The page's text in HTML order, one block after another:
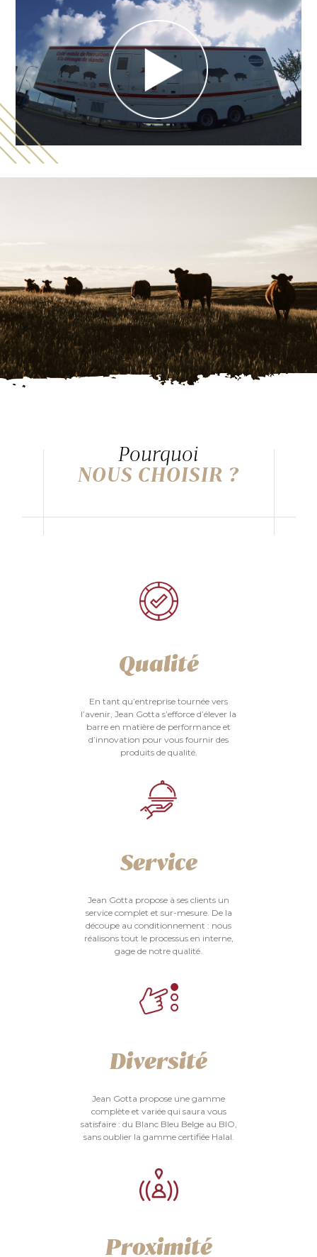
Pourquoi
NOUS CHOISIR ?
Qualité
En tant qu’entreprise tournée vers
l’avenir, Jean Gotta s’efforce d’élever la
barre en matière de performance et
d’innovation pour vous fournir des
produits de qualité.
Service
Jean Gotta propose à ses clients un
service complet et sur-mesure. De la
découpe au conditionnement : nous
réalisons tout le processus en interne,
gage de notre qualité.
Diversité
Jean Gotta propose une gamme
complète et variée qui saura vous
satisfaire : du Blanc Bleu Belge au BIO,
sans oublier la gamme certifiée Halal.
Proximité